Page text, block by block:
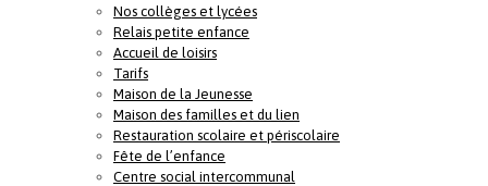
Nos collèges et lycées
Relais petite enfance
Accueil de loisirs
Tarifs
Maison de la Jeunesse
Maison des familles et du lien
Restauration scolaire et périscolaire
Fête de l’enfance
Centre social intercommunal